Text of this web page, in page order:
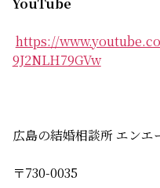
https://
9J2NLH79GVw
広島の結婚相談所 エンエ
〒730-0035